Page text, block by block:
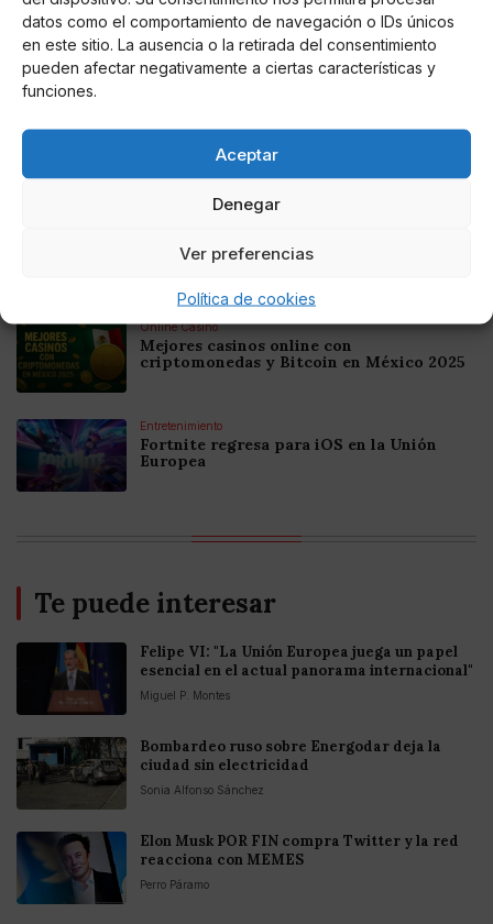
datos como el comportamiento de navegación o IDs únicos
en este sitio. La ausencia o la retirada del consentimiento
pueden afectar negativamente a ciertas características y
funciones.
Aceptar
Denegar
Ver preferencias
Política de cookies
Noticias relacionadas
Online Casino
Mejores Cripto Casinos Online en
Colombia 2025: Bitcoin Casinos
Mejores Casinos Online con Bitcoin y
Criptomonedas en Argentina 2025
Online Casino
Mejores casinos online con
criptomonedas y Bitcoin en México 2025
Entretenimiento
Fortnite regresa para iOS en la Unión
Europea
Te puede interesar
Felipe VI: "La Unión Europea juega un papel
esencial en el actual panorama internacional"
Miguel P. Montes
Bombardeo ruso sobre Energodar deja la
ciudad sin electricidad
Sonia Alfonso Sánchez
Elon Musk POR FIN compra Twitter y la red
reacciona con MEMES
Perro Páramo